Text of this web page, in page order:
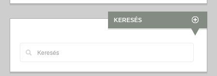
KERESÉS